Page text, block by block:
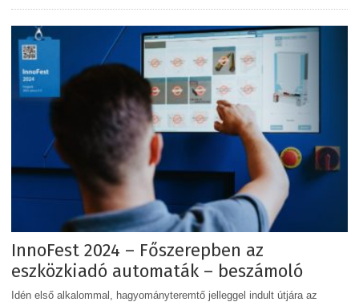
InnoFest 2024 – Főszerepben az
eszközkiadó automaták – beszámoló
Idén első alkalommal, hagyományteremtő jelleggel indult útjára az